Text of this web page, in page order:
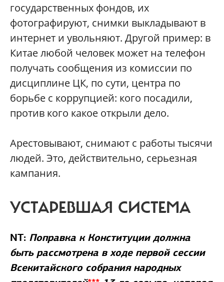
государственных фондов, их
фотографируют, снимки выкладывают в
интернет и увольняют. Другой пример: в
Китае любой человек может на телефон
получать сообщения из комиссии по
дисциплине ЦК, по сути, центра по
борьбе с коррупцией: кого посадили,
против кого какое открыли дело.
Арестовывают, снимают с работы тысячи
людей. Это, действительно, серьезная
кампания.
УСТАРЕВШАЯ СИСТЕМА
NT: Поправка к Конституции должна
быть рассмотрена в ходе первой сессии
Всекитайского собрания народных